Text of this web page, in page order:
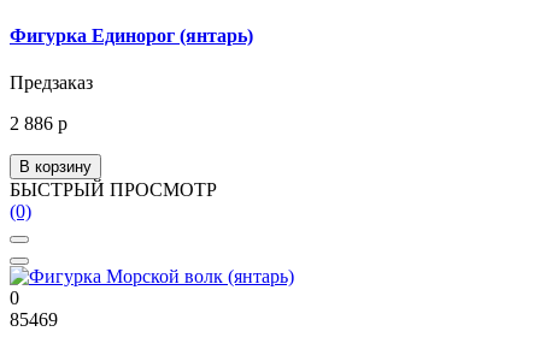
Фигурка Единорог (янтарь)
Предзаказ
2 886 р
В корзину
БЫСТРЫЙ ПРОСМОТР
(0)
0
85469